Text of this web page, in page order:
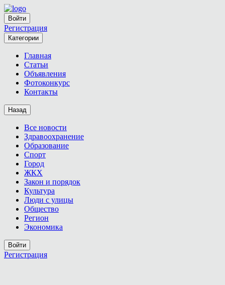
Войти
Регистрация
Категории
Главная
Статьи
Объявления
Фотоконкурс
Контакты
Назад
Все новости
Здравоохранение
Образование
Спорт
Город
ЖКХ
Закон и порядок
Культура
Люди с улицы
Общество
Регион
Экономика
Войти
Регистрация